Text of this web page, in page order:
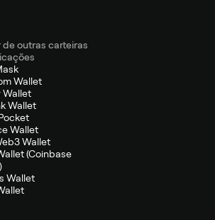
de outras carteiras
Wallet
Wallet
Wallet
Wallet
Wallet
(Coinbase
Wallet